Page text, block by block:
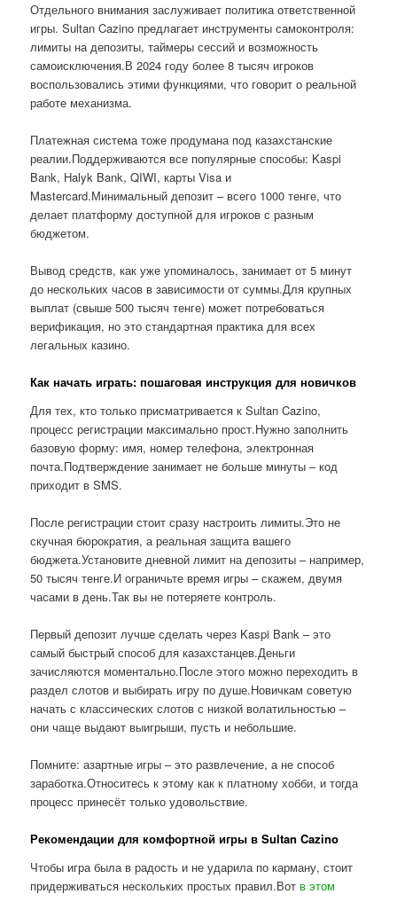
Отдельного внимания заслуживает политика ответственной
игры. Sultan Cazino предлагает инструменты самоконтроля:
лимиты на депозиты, таймеры сессий и возможность
самоисключения.В 2024 году более 8 тысяч игроков
воспользовались этими функциями, что говорит о реальной
работе механизма.
Платежная система тоже продумана под казахстанские
реалии.Поддерживаются все популярные способы: Kaspi
Bank, Halyk Bank, QIWI, карты Visa и
Mastercard.Минимальный депозит – всего 1000 тенге, что
делает платформу доступной для игроков с разным
бюджетом.
Вывод средств, как уже упоминалось, занимает от 5 минут
до нескольких часов в зависимости от суммы.Для крупных
выплат (свыше 500 тысяч тенге) может потребоваться
верификация, но это стандартная практика для всех
легальных казино.
Как начать играть: пошаговая инструкция для новичков
Для тех, кто только присматривается к Sultan Cazino,
процесс регистрации максимально прост.Нужно заполнить
базовую форму: имя, номер телефона, электронная
почта.Подтверждение занимает не больше минуты – код
приходит в SMS.
После регистрации стоит сразу настроить лимиты.Это не
скучная бюрократия, а реальная защита вашего
бюджета.Установите дневной лимит на депозиты – например,
50 тысяч тенге.И ограничьте время игры – скажем, двумя
часами в день.Так вы не потеряете контроль.
Первый депозит лучше сделать через Kaspi Bank – это
самый быстрый способ для казахстанцев.Деньги
зачисляются моментально.После этого можно переходить в
раздел слотов и выбирать игру по душе.Новичкам советую
начать с классических слотов с низкой волатильностью –
они чаще выдают выигрыши, пусть и небольшие.
Помните: азартные игры – это развлечение, а не способ
заработка.Относитесь к этому как к платному хобби, и тогда
процесс принесёт только удовольствие.
Рекомендации для комфортной игры в Sultan Cazino
Чтобы игра была в радость и не ударила по карману, стоит
придерживаться нескольких простых правил.Вотв этом